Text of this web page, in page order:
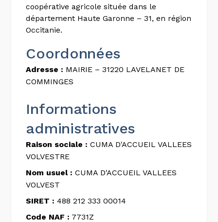
coopérative agricole située dans le
département Haute Garonne – 31, en région
Occitanie.
Coordonnées
Adresse : MAIRIE – 31220 LAVELANET DE
COMMINGES
Informations
administratives
Raison sociale : CUMA D'ACCUEIL VALLEES
VOLVESTRE
Nom usuel : CUMA D'ACCUEIL VALLEES
VOLVEST
SIRET : 488 212 333 00014
Code NAF : 7731Z